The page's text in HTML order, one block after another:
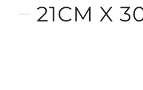
21CM X